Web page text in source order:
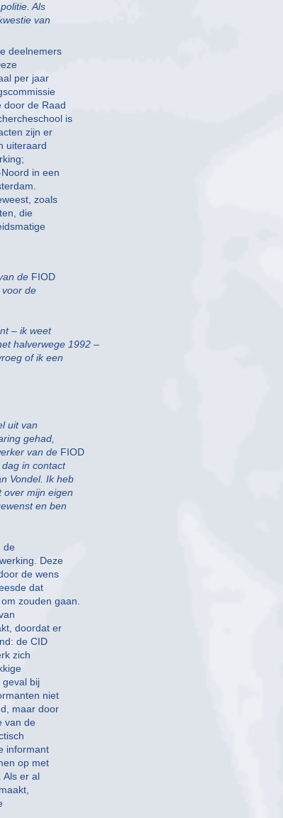
Als
van
deelnemers
per jaar
door de Raad
is
zijn er
uiteraard
in een
zoals
die
de FIOD
voor de
– ik weet
halverwege 1992 –
of ik een
uit van
gehad,
van de FIOD
in contact
Vondel. Ik heb
over mijn eigen
en ben
de
Deze
de wens
dat
zouden gaan.
doordat er
de CID
zich
geval bij
niet
maar door
van de
informant
op met
Als er al